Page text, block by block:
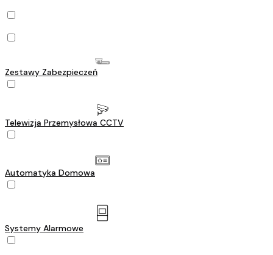
Zestawy Zabezpieczeń
Telewizja Przemysłowa CCTV
Automatyka Domowa
Systemy Alarmowe